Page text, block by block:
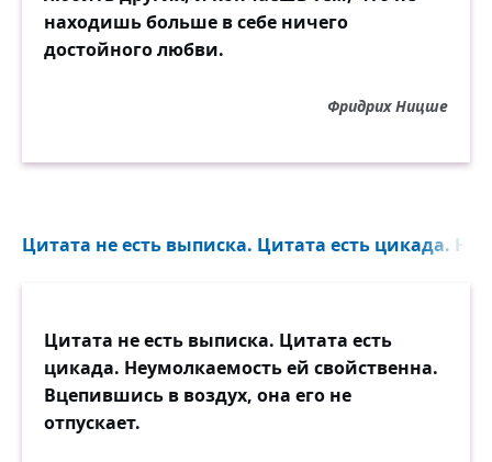
находишь больше в себе ничего
достойного любви.
Фридрих Ницше
Цитата не есть выписка. Цитата есть цикада.
Цитата не есть выписка. Цитата есть
цикада. Неумолкаемость ей свойственна.
Вцепившись в воздух, она его не
отпускает.